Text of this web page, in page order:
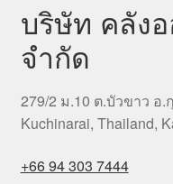
บริษัท คลัง
จำกัด
279/2 ม.10 ต.บัวขาว อ
Kuchinarai, Thailand,
+66 94 303 7444